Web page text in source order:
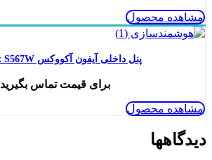
مشاهده محصول
پنل داخلی آیفون آکووکس Akuvox S567W
برای قیمت تماس بگیرید
مشاهده محصول
دیدگاهها